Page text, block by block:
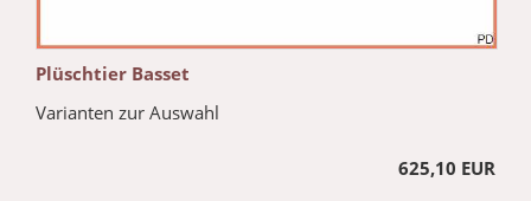
Plüschtier Basset
Varianten zur Auswahl
625,10 EUR